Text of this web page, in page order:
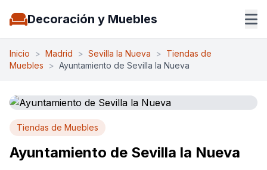
Decoración y Muebles
Inicio > Madrid > Sevilla la Nueva > Tiendas de
Muebles
> Ayuntamiento de Sevilla la Nueva
Tiendas de Muebles
Ayuntamiento de Sevilla la Nueva